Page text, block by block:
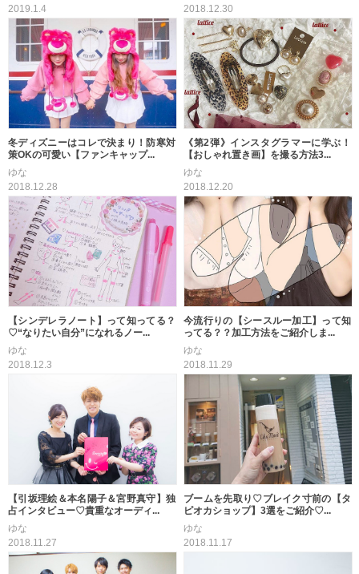
2019.1.4
2018.12.30
冬ディズニーはコレで決まり！防寒対
策OKの可愛い【ファンキャップ...
ゆな
2018.12.28
《第2弾》インスタグラマーに学ぶ！
【おしゃれ置き画】を撮る方法3...
ゆな
2018.12.20
【シンデレラノート】って知ってる？
♡“なりたい自分”になれるノー...
ゆな
2018.12.3
今流行りの【シースルー加工】って知
ってる？？加工方法をご紹介しま...
ゆな
2018.11.29
【引坂理絵＆本名陽子＆宮野真守】独
占インタビュー♡貴重なオーディ...
ゆな
2018.11.27
ブームを先取り♡ブレイク寸前の【タ
ピオカショップ】3選をご紹介♡...
ゆな
2018.11.17